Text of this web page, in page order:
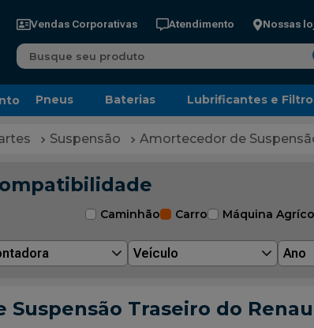
Vendas Corporativas Atendimento Nossas
Busque seu produto
Pneus Baterias Lubrificantes e
Suspensão Amortecedor de
Caminhão Carro Máquina
Veículo Ano
Traseiro do